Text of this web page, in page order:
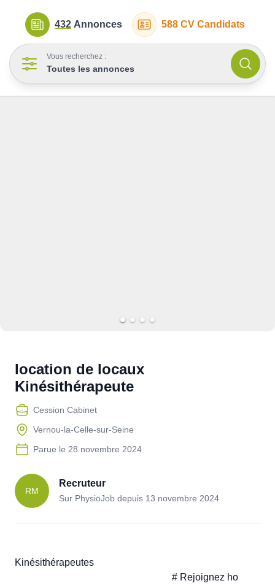
432 Annonces 588 CV Candidats
Vous recherchez :
Toutes les annonces
location de locaux
Kinésithérapeute
Cession Cabinet
Vernou-la-Celle-sur-Seine
Parue le 28 novembre 2024
RM
Recruteur
Sur PhysioJob depuis 13 novembre 2024
Kinésithérapeutes